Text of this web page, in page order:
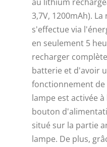
3,7V, 1200mAh). La
s'effectue via
en seulement 5
recharger
batterie et d'avoir
fonctionnement de
lampe est activée
bouton
situé sur la partie
lampe. De plus,